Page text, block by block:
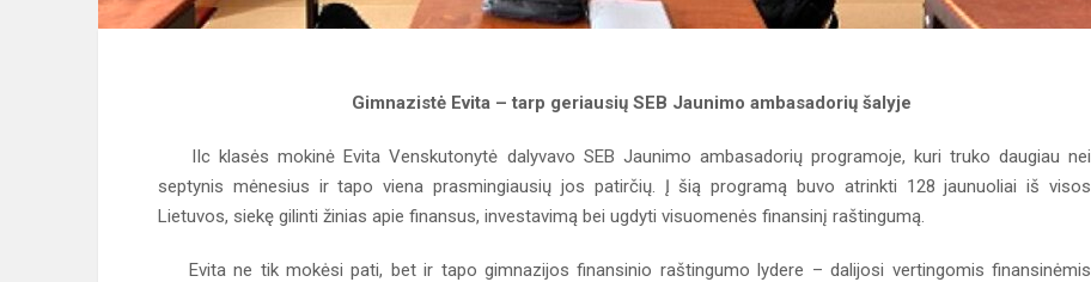
Gimnazistė Evita – tarp geriausių SEB Jaunimo ambasadorių šalyje
IIc klasės mokinė Evita Venskutonytė dalyvavo SEB Jaunimo ambasadorių programoje, kuri truko daugiau nei
septynis mėnesius ir tapo viena prasmingiausių jos patirčių. Į šią programą buvo atrinkti 128 jaunuoliai iš visos
Lietuvos, siekę gilinti žinias apie finansus, investavimą bei ugdyti visuomenės finansinį raštingumą.
Evita ne tik mokėsi pati, bet ir tapo gimnazijos finansinio raštingumo lydere – dalijosi vertingomis finansinėmis